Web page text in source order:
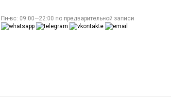
Пн-вс: 09:00—22:00 по предварительной записи